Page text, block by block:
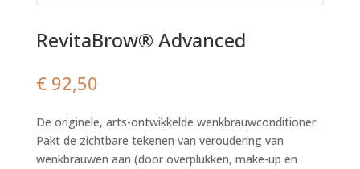
RevitaBrow® Advanced
€92,50
De originele, arts-ontwikkelde wenkbrauwconditioner.
Pakt de zichtbare tekenen van veroudering van
wenkbrauwen aan (door overplukken, make-up en